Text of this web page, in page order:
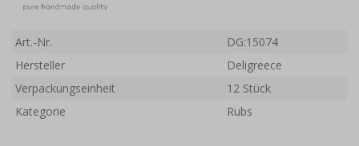
Art.-Nr.
DG:15074
Hersteller
Deligreece
Verpackungseinheit
12 Stück
Kategorie
Rubs